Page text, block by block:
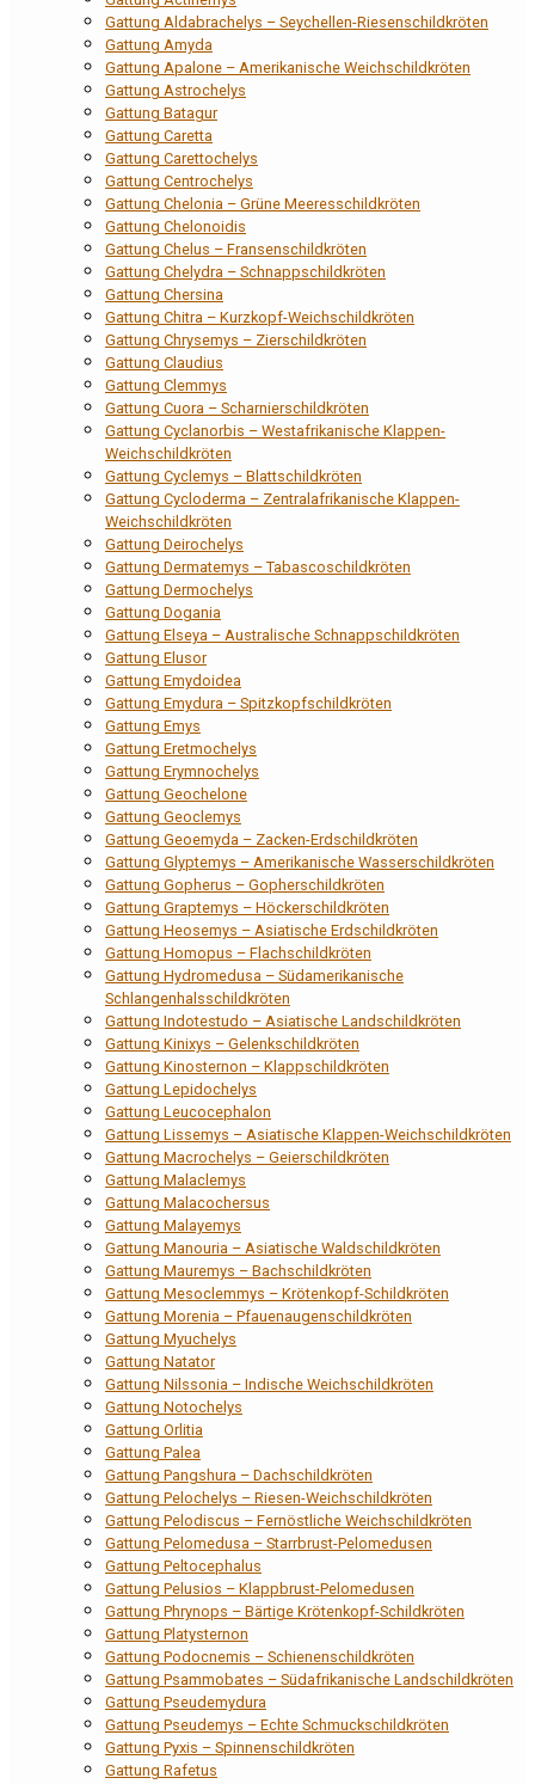
Gattung Aldabrachelys – Seychellen-Riesenschildkröten
Gattung Amyda
Gattung Apalone – Amerikanische Weichschildkröten
Gattung Astrochelys
Gattung Batagur
Gattung Caretta
Gattung Carettochelys
Gattung Centrochelys
Gattung Chelonia – Grüne Meeresschildkröten
Gattung Chelonoidis
Gattung Chelus – Fransenschildkröten
Gattung Chelydra – Schnappschildkröten
Gattung Chersina
Gattung Chitra – Kurzkopf-Weichschildkröten
Gattung Chrysemys – Zierschildkröten
Gattung Claudius
Gattung Clemmys
Gattung Cuora – Scharnierschildkröten
Gattung Cyclanorbis – Westafrikanische Klappen-
Weichschildkröten
Gattung Cyclemys – Blattschildkröten
Gattung Cycloderma – Zentralafrikanische Klappen-
Weichschildkröten
Gattung Deirochelys
Gattung Dermatemys – Tabascoschildkröten
Gattung Dermochelys
Gattung Dogania
Gattung Elseya – Australische Schnappschildkröten
Gattung Elusor
Gattung Emydoidea
Gattung Emydura – Spitzkopfschildkröten
Gattung Emys
Gattung Eretmochelys
Gattung Erymnochelys
Gattung Geochelone
Gattung Geoclemys
Gattung Geoemyda – Zacken-Erdschildkröten
Gattung Glyptemys – Amerikanische Wasserschildkröten
Gattung Gopherus – Gopherschildkröten
Gattung Graptemys – Höckerschildkröten
Gattung Heosemys – Asiatische Erdschildkröten
Gattung Homopus – Flachschildkröten
Gattung Hydromedusa – Südamerikanische
Schlangenhalsschildkröten
Gattung Indotestudo – Asiatische Landschildkröten
Gattung Kinixys – Gelenkschildkröten
Gattung Kinosternon – Klappschildkröten
Gattung Lepidochelys
Gattung Leucocephalon
Gattung Lissemys – Asiatische Klappen-Weichschildkröten
Gattung Macrochelys – Geierschildkröten
Gattung Malaclemys
Gattung Malacochersus
Gattung Malayemys
Gattung Manouria – Asiatische Waldschildkröten
Gattung Mauremys – Bachschildkröten
Gattung Mesoclemmys – Krötenkopf-Schildkröten
Gattung Morenia – Pfauenaugenschildkröten
Gattung Myuchelys
Gattung Natator
Gattung Nilssonia – Indische Weichschildkröten
Gattung Notochelys
Gattung Orlitia
Gattung Palea
Gattung Pangshura – Dachschildkröten
Gattung Pelochelys – Riesen-Weichschildkröten
Gattung Pelodiscus – Fernöstliche Weichschildkröten
Gattung Pelomedusa – Starrbrust-Pelomedusen
Gattung Peltocephalus
Gattung Pelusios – Klappbrust-Pelomedusen
Gattung Phrynops – Bärtige Krötenkopf-Schildkröten
Gattung Platysternon
Gattung Podocnemis – Schienenschildkröten
Gattung Psammobates – Südafrikanische Landschildkröten
Gattung Pseudemydura
Gattung Pseudemys – Echte Schmuckschildkröten
Gattung Pyxis – Spinnenschildkröten
Gattung Rafetus